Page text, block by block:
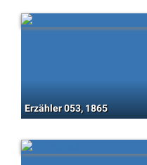
Erzähler 053, 1865